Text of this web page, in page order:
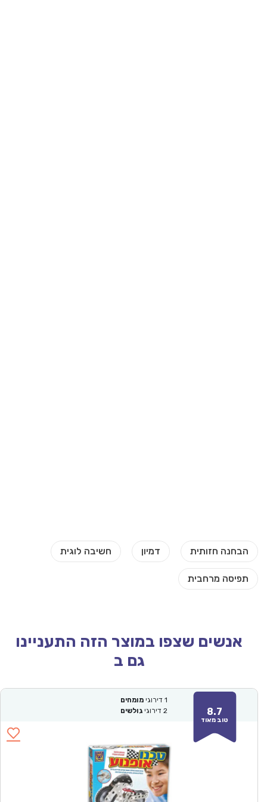
אנשים שצפו במוצר הזה התעניינו
גם ב
8.7
טוב מאוד
1 דירוגי מומחים
2 דירוגי גולשים